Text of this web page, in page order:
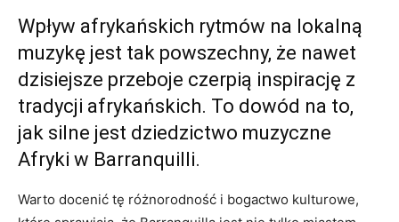
Wpływ afrykańskich rytmów na lokalną
‍muzykę‍ jest tak⁣ powszechny, że‌ nawet
dzisiejsze przeboje czerpią inspirację z
tradycji ⁢afrykańskich.⁤ To dowód na to,
jak silne jest ⁢dziedzictwo ⁤muzyczne
Afryki w​ Barranquilli.
Warto docenić tę różnorodność i bogactwo kulturowe,